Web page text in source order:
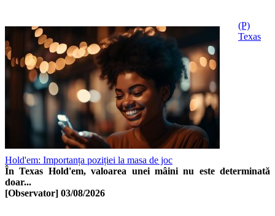
(P)
Texas
Hold'em: Importanța poziției la masa de joc
În Texas Hold'em, valoarea unei mâini nu este determinată
doar...
[Observator] 03/08/2026